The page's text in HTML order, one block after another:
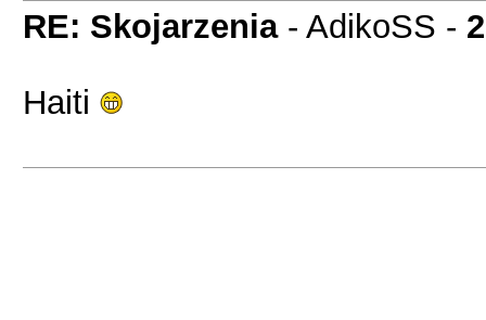
RE: Skojarzenia- AdikoSS -
Haiti